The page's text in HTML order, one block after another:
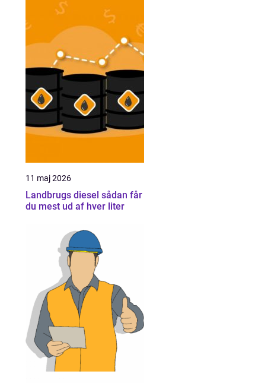
11 maj 2026
Landbrugs diesel sådan får
du mest ud af hver liter